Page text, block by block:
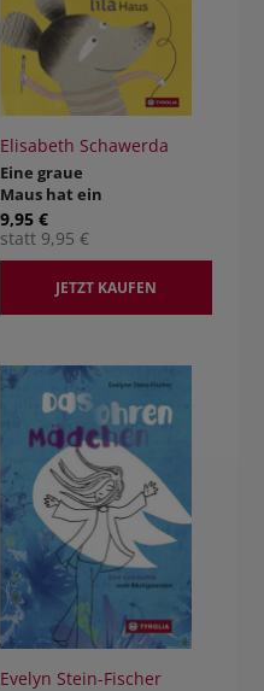
Elisabeth Schawerda
Eine graue
Maus hat ein
lila Haus
9,95 €
statt 9,95 €
JETZT KAUFEN
Evelyn Stein-Fischer